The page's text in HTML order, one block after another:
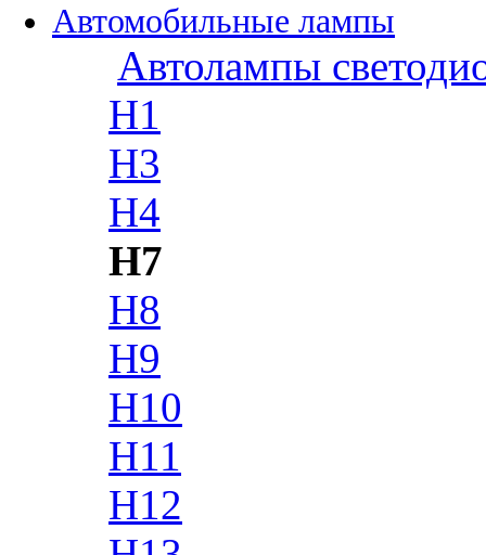
Автомобильные лампы
Автолампы
H1
H3
H4
H7
H8
H9
H10
H11
H12